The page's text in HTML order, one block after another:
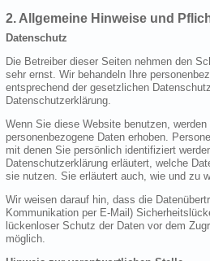
2. Allgemeine Hinweise und
Datenschutz
Die Betreiber dieser Seiten nehmen den
sehr ernst. Wir behandeln Ihre
entsprechend der gesetzlichen
Datenschutzerklärung.
Wenn Sie diese Website benutzen,
personenbezogene Daten erhoben.
mit denen Sie persönlich identifiziert
Datenschutzerklärung erläutert, welche
sie nutzen. Sie erläutert auch, wie und zu
Wir weisen darauf hin, dass die
Kommunikation per E-Mail)
lückenloser Schutz der Daten vor dem
möglich.